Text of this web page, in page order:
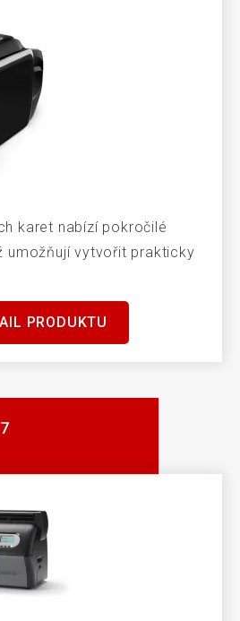
karet nabízí pokročilé
umožňují vytvořit prakticky
PRODUKTU